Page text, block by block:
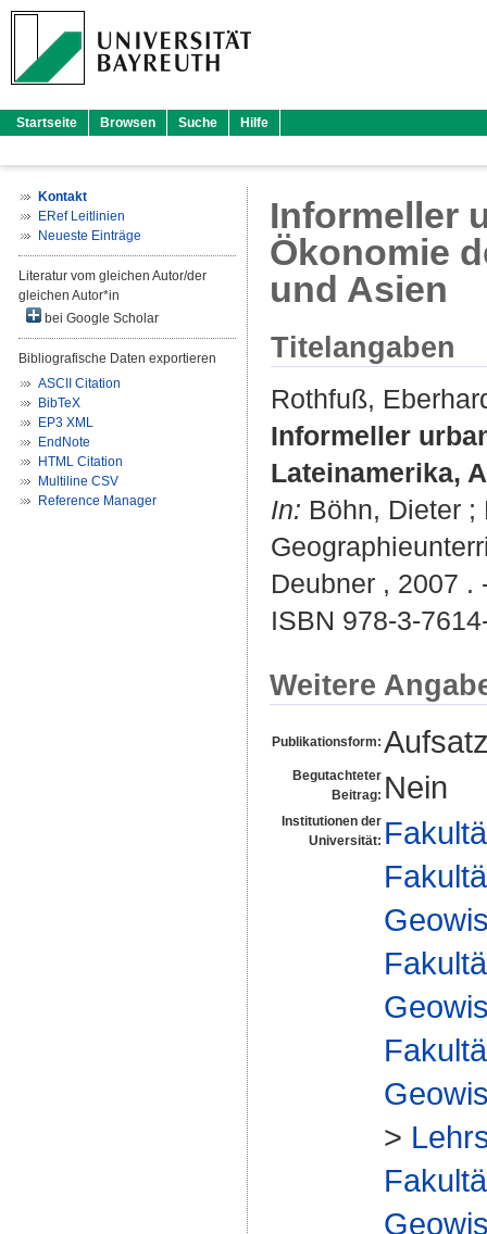
Startseite Browsen Suche Hilfe
Kontakt
ERef Leitlinien
Neueste Einträge
Literatur vom gleichen Autor/der
gleichen Autor*in
bei Google Scholar
Bibliografische Daten exportieren
ASCII Citation
BibTeX
EP3 XML
EndNote
HTML Citation
Multiline CSV
Reference Manager
Informeller
Ökonomie
und Asien
Titelangaben
Rothfuß,
Informeller
Lateinamerika,
In: Böhn, Dieter ;
Deubner , 2007 .
ISBN 978-3-
Weitere
Publikationsform:
Begutachteter
Beitrag: Nein
Institutionen der
Universität:
>